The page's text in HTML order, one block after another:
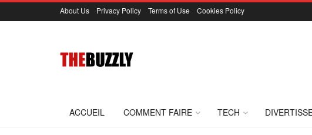
About Us Privacy Policy Terms of Use Cookies Policy
ACCUEIL COMMENT FAIRE TECH